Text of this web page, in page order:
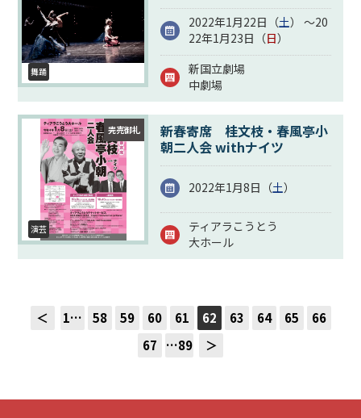
舞踊
2022年1月22日（土） ～20
22年1月23日（日）
新国立劇場
中劇場
完売御礼
演芸
新春寄席 桂文枝・春風亭小
朝二人会 withナイツ
2022年1月8日（土）
ティアラこうとう
大ホール
＜ 1… 58 59 60 61 62 63 64 65
66
67
…89 ＞